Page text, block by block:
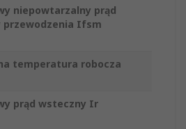
niepowtarzalny prąd
przewodzenia Ifsm
temperatura robocza
prąd wsteczny Ir